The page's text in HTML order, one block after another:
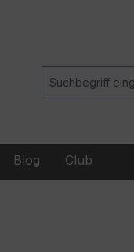
Blog Club